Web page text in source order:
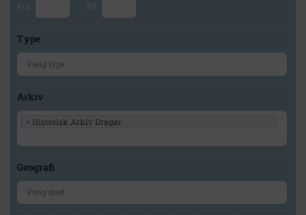
Fra Til
Type
Arkiv
× Historisk Arkiv Dragør
Geografi